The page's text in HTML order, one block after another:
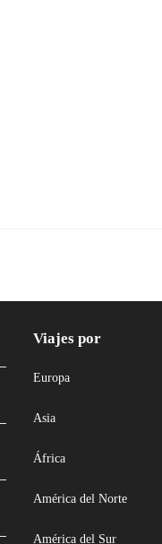
Viajes por
Europa
Asia
África
América del Norte
América del Sur